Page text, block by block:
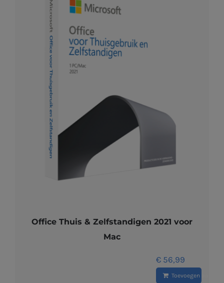
Office Thuis & Zelfstandigen 2021 voor
Mac
€ 56,99
Toevoegen aan